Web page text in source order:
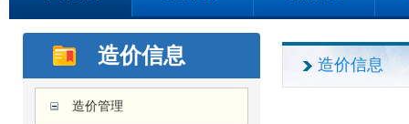
造价信息
造价管理
造价信息